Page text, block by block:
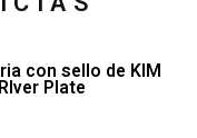
con sello de KIM
Plate